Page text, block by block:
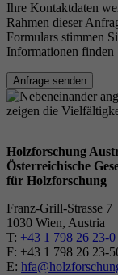
Ihre Kontaktdaten
Rahmen dieser
Formulars stimmen
Informationen finden
Anfrage senden
Holzforschung
Österreichische
für Holzforschung
Franz-Grill-Strasse 7
1030 Wien, Austria
T: +43 1 798 26 23-0
​​F: +43 1 798 26 23-
E: